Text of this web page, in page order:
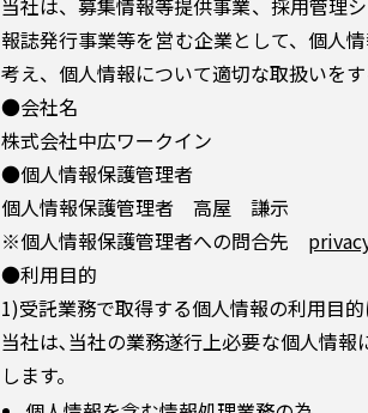
報誌発行事業等を営む企業として、個人
考え、個人情報について適切な取扱いをす
●会社名
株式会社中広ワークイン
●個人情報保護管理者
個人情報保護管理者 高屋 謙示
※個人情報保護管理者への問合先
●利用目的
1)受託業務で取得する個人情報の利用目
当社は､当社の業務遂行上必要な個人情
します。